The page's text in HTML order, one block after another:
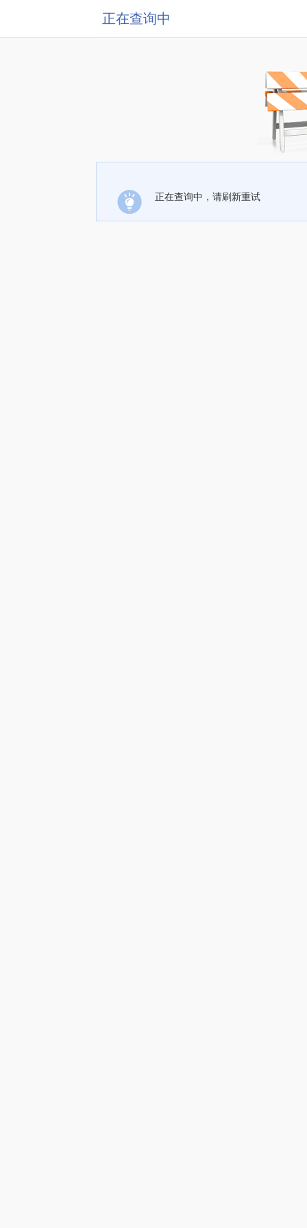
正在查询中
正在查询中，请刷新重试